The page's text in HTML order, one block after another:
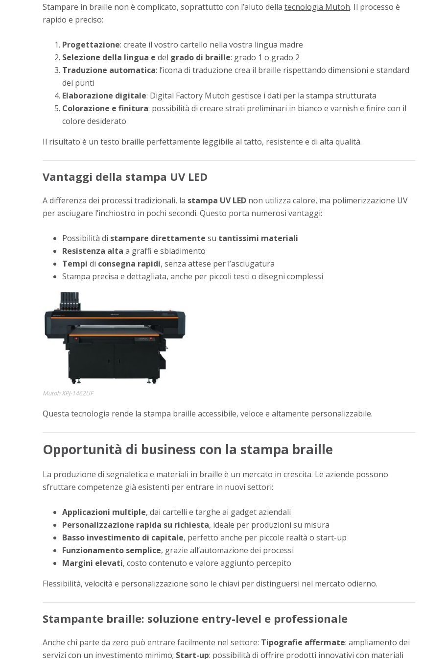
Stampare in braille non è complicato, soprattutto con l’aiuto della tecnologia Mutoh. Il processo è
rapido e preciso:
Progettazione: create il vostro cartello nella vostra lingua madre
Selezione della lingua e del grado di braille: grado 1 o grado 2
Traduzione automatica: l’icona di traduzione crea il braille rispettando dimensioni e standard
dei punti
Elaborazione digitale: Digital Factory Mutoh gestisce i dati per la stampa strutturata
Colorazione e finitura: possibilità di creare strati preliminari in bianco e varnish e finire con il
colore desiderato
Il risultato è un testo braille perfettamente leggibile al tatto, resistente e di alta qualità.
Vantaggi della stampa UV LED
A differenza dei processi tradizionali, la stampa UV LED non utilizza calore, ma polimerizzazione UV
per asciugare l’inchiostro in pochi secondi. Questo porta numerosi vantaggi:
Possibilità di stampare direttamente su tantissimi materiali
Resistenza alta a graffi e sbiadimento
Tempi di consegna rapidi, senza attese per l’asciugatura
Stampa precisa e dettagliata, anche per piccoli testi o disegni complessi
Mutoh XPJ-1462UF
Questa tecnologia rende la stampa braille accessibile, veloce e altamente personalizzabile.
Opportunità di business con la stampa braille
La produzione di segnaletica e materiali in braille è un mercato in crescita. Le aziende possono
sfruttare competenze già esistenti per entrare in nuovi settori:
Applicazioni multiple, dai cartelli e targhe ai gadget aziendali
Personalizzazione rapida su richiesta, ideale per produzioni su misura
Basso investimento di capitale, perfetto anche per piccole realtà o start-up
Funzionamento semplice, grazie all’automazione dei processi
Margini elevati, costo contenuto e valore aggiunto percepito
Flessibilità, velocità e personalizzazione sono le chiavi per distinguersi nel mercato odierno.
Stampante braille: soluzione entry-level e professionale
Anche chi parte da zero può entrare facilmente nel settore: Tipografie affermate: ampliamento dei
servizi con un investimento minimo; Start-up: possibilità di offrire prodotti innovativi con materiali